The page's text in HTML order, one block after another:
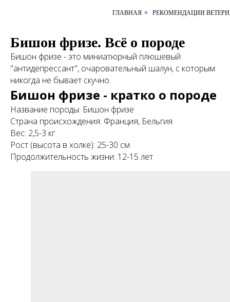
ГЛАВНАЯ » РЕКОМЕНДАЦИИ
Бишон фризе. Всё о породе
Бишон фризе - это миниатюрный плюшевый
"антидепрессант", очаровательный шалун, с которым
никогда не бывает скучно.
Бишон фризе - кратко о породе
Название породы: Бишон фризе
Страна происхождения: Франция, Бельгия
Вес: 2,5-3 кг
Рост (высота в холке): 25-30 см
Продолжительность жизни: 12-15 лет